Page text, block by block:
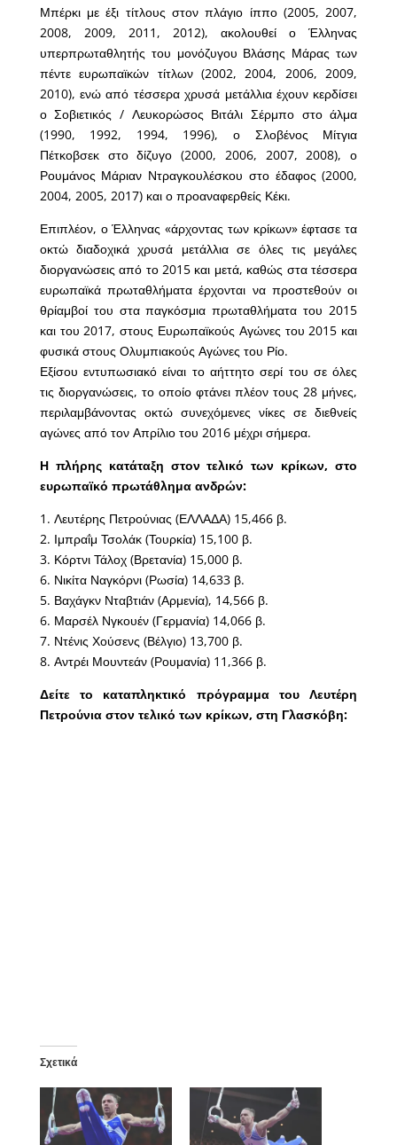
Μπέρκι με έξι τίτλους στον πλάγιο ίππο (2005, 2007,
2008, 2009, 2011, 2012), ακολουθεί ο Έλληνας
υπερπρωταθλητής του μονόζυγου Βλάσης Μάρας των
πέντε ευρωπαϊκών τίτλων (2002, 2004, 2006, 2009,
2010), ενώ από τέσσερα χρυσά μετάλλια έχουν κερδίσει
ο Σοβιετικός / Λευκορώσος Βιτάλι Σέρμπο στο άλμα
(1990, 1992, 1994, 1996), ο Σλοβένος Μίτγια
Πέτκοβσεκ στο δίζυγο (2000, 2006, 2007, 2008), ο
Ρουμάνος Μάριαν Ντραγκουλέσκου στο έδαφος (2000,
2004, 2005, 2017) και ο προαναφερθείς Κέκι.
Επιπλέον, ο Έλληνας «άρχοντας των κρίκων» έφτασε τα
οκτώ διαδοχικά χρυσά μετάλλια σε όλες τις μεγάλες
διοργανώσεις από το 2015 και μετά, καθώς στα τέσσερα
ευρωπαϊκά πρωταθλήματα έρχονται να προστεθούν οι
θρίαμβοί του στα παγκόσμια πρωταθλήματα του 2015
και του 2017, στους Ευρωπαϊκούς Αγώνες του 2015 και
φυσικά στους Ολυμπιακούς Αγώνες του Ρίο.
Εξίσου εντυπωσιακό είναι το αήττητο σερί του σε όλες
τις διοργανώσεις, το οποίο φτάνει πλέον τους 28 μήνες,
περιλαμβάνοντας οκτώ συνεχόμενες νίκες σε διεθνείς
αγώνες από τον Απρίλιο του 2016 μέχρι σήμερα.
Η πλήρης κατάταξη στον τελικό των κρίκων, στο
ευρωπαϊκό πρωτάθλημα ανδρών:
1. Λευτέρης Πετρούνιας (ΕΛΛΑΔΑ) 15,466 β.
2. Ιμπραΐμ Τσολάκ (Τουρκία) 15,100 β.
3. Κόρτνι Τάλοχ (Βρετανία) 15,000 β.
6. Νικίτα Ναγκόρνι (Ρωσία) 14,633 β.
5. Βαχάγκν Νταβτιάν (Αρμενία), 14,566 β.
6. Μαρσέλ Νγκουέν (Γερμανία) 14,066 β.
7. Ντένις Χούσενς (Βέλγιο) 13,700 β.
8. Αντρέι Μουντεάν (Ρουμανία) 11,366 β.
Δείτε το καταπληκτικό πρόγραμμα του Λευτέρη
Πετρούνια στον τελικό των κρίκων, στη Γλασκόβη:
Σχετικά